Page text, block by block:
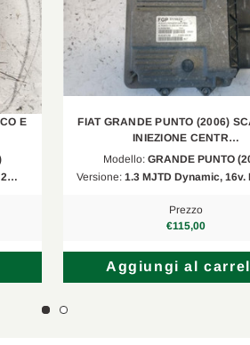
E
2…
FIAT GRANDE PUNTO (2006)
INIEZIONE CENTR…
Modello: GRANDE PUNTO
Versione: 1.3 MJTD Dynamic,
Prezzo
€115,00
Aggiungi al